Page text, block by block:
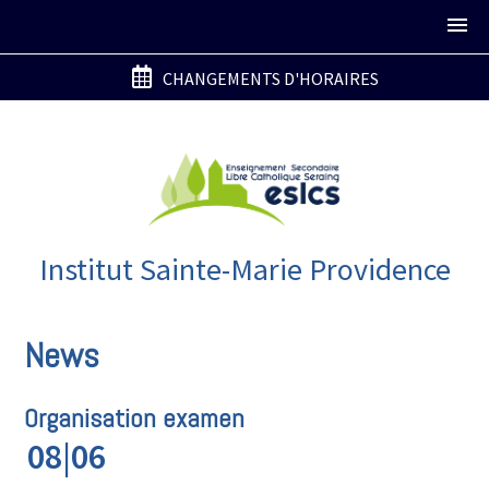
Institut Sainte-Marie Providence
CHANGEMENTS D'HORAIRES
News
Organisation examen
08|06